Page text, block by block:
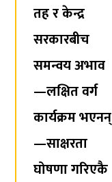
तह र केन्द्र
सरकारबीच
समन्वय अभाव
—लक्षित वर्ग
कार्यक्रम भएनन्
—साक्षरता
घोषणा गरिएकै